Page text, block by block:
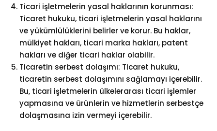
Ticari işletmelerin yasal haklarının korunması:
Ticaret hukuku, ticari işletmelerin yasal haklarını
ve yükümlülüklerini belirler ve korur. Bu haklar,
mülkiyet hakları, ticari marka hakları, patent
hakları ve diğer ticari haklar olabilir.
Ticaretin serbest dolaşımı: Ticaret hukuku,
ticaretin serbest dolaşımını sağlamayı içerebilir.
Bu, ticari işletmelerin ülkelerarası ticari işlemler
yapmasına ve ürünlerin ve hizmetlerin serbestçe
dolaşmasına izin vermeyi içerebilir.